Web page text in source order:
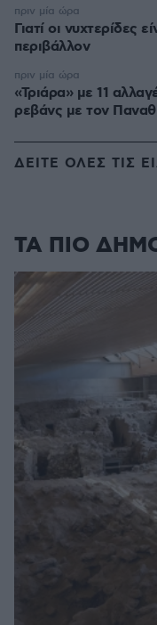
Γιατί οι νυχτερίδες
περιβάλλον
πριν μία ώρα
«Τριάρα» με 11
ρεβάνς με τον
πριν μία ώρα
ΔΕΙΤΕ ΟΛΕΣ ΤΙΣ
ΤΑ ΠΙΟ